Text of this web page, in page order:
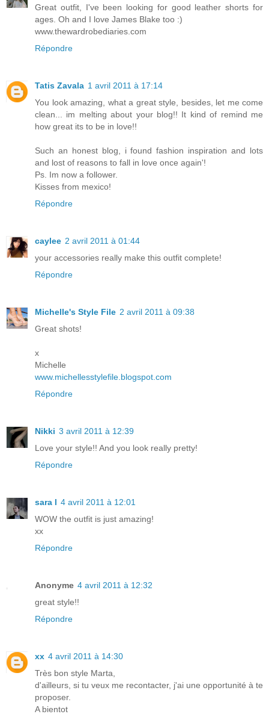
Great outfit, I've been looking for good leather shorts for
ages. Oh and I love James Blake too :)
www.thewardrobediaries.com
Répondre
Tatis Zavala 1 avril 2011 à 17:14
You look amazing, what a great style, besides, let me come
clean... im melting about your blog!! It kind of remind me
how great its to be in love!!
Such an honest blog, i found fashion inspiration and lots
and lost of reasons to fall in love once again'!
Ps. Im now a follower.
Kisses from mexico!
Répondre
caylee 2 avril 2011 à 01:44
your accessories really make this outfit complete!
Répondre
Michelle's Style File 2 avril 2011 à 09:38
Great shots!
x
Michelle
www.michellesstylefile.blogspot.com
Répondre
Nikki 3 avril 2011 à 12:39
Love your style!! And you look really pretty!
Répondre
sara l 4 avril 2011 à 12:01
WOW the outfit is just amazing!
xx
Répondre
Anonyme 4 avril 2011 à 12:32
great style!!
Répondre
xx 4 avril 2011 à 14:30
Très bon style Marta,
d'ailleurs, si tu veux me recontacter, j'ai une opportunité à te
proposer.
A bientot